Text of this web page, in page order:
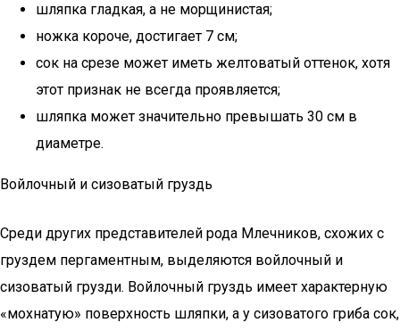
шляпка гладкая, а не морщинистая;
ножка короче, достигает 7 см;
сок на срезе может иметь желтоватый оттенок, хотя
этот признак не всегда проявляется;
шляпка может значительно превышать 30 см в
диаметре.
Войлочный и сизоватый груздь
Среди других представителей рода Млечников, схожих с
груздем пергаментным, выделяются войлочный и
сизоватый грузди. Войлочный груздь имеет характерную
«мохнатую» поверхность шляпки, а у сизоватого гриба сок,